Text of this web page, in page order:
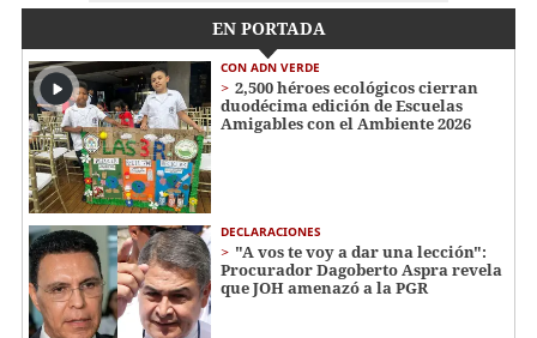
EN PORTADA
CON ADN VERDE
2,500 héroes ecológicos cierran
duodécima edición de Escuelas
Amigables con el Ambiente 2026
DECLARACIONES
"A vos te voy a dar una lección":
Procurador Dagoberto Aspra revela
que JOH amenazó a la PGR